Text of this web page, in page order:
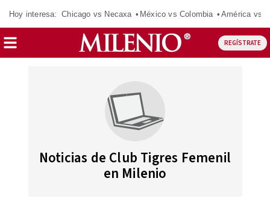
Hoy interesa: Chicago vs Necaxa México vs Colombia América vs
REGÍSTRATE
Noticias de Club Tigres Femenil
en Milenio